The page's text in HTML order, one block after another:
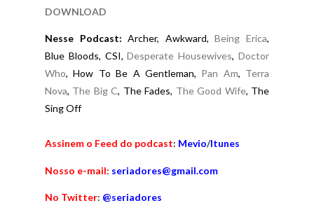
DOWNLOAD
Nesse Podcast: Archer, Awkward,Being Erica,
Blue Bloods, CSI,Desperate Housewives,Doctor
Who, How To Be A Gentleman, Pan Am, Terra
Nova, The Big C, The Fades, The Good Wife, The
Sing Off
Assinem o Feed do podcast: Mevio/Itunes
Nosso e-mail: seriadores@gmail.com
No Twitter: @seriadores